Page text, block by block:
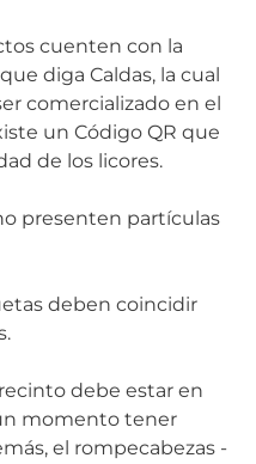
cuenten con la
diga Caldas, la cual
comercializado en el
un Código QR que
de los licores.
presenten partículas
deben coincidir
debe estar en
momento tener
el rompecabezas -